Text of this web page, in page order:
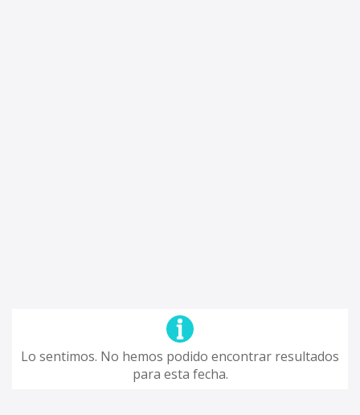
Lo sentimos. No hemos podido encontrar resultados
para esta fecha.